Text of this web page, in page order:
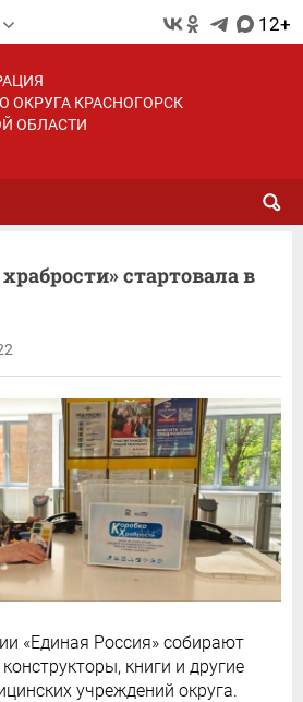
12+
ОКРУГА КРАСНОГОРСК
ОБЛАСТИ
стартовала в
«Единая Россия» собирают
книги и другие
учреждений округа.